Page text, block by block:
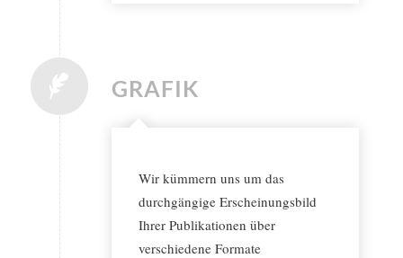
GRAFIK
Wir kümmern uns um das
durchgängige Erscheinungsbild
Ihrer Publikationen über
verschiedene Formate